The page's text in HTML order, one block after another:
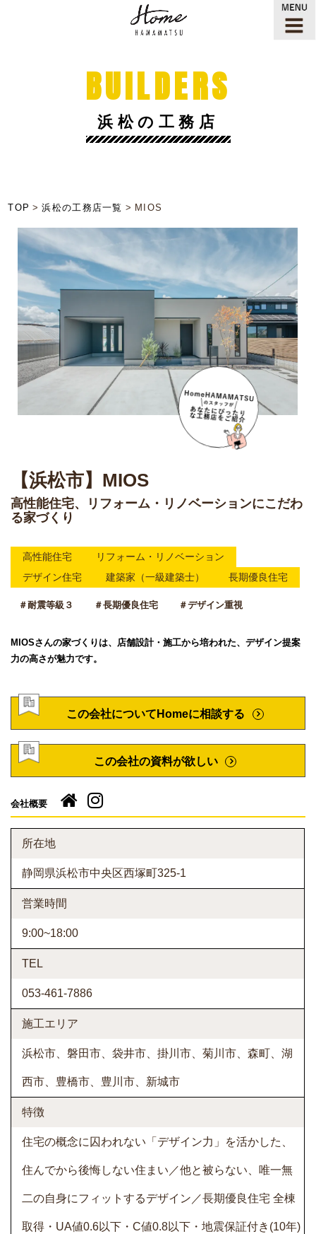
BUILDERS
浜松の工務店
TOP 浜松の工務店一覧 MIOS
【浜松市】MIOS
高性能住宅、リフォーム・リノベーションにこだわ
る家づくり
高性能住宅
リフォーム・リノベーション
デザイン住宅
建築家（一級建築士） 長期優良住宅
＃耐震等級３ ＃長期優良住宅 ＃デザイン重視
MIOSさんの家づくりは、店舗設計・施工から培われた、デザイン提案
力の高さが魅力です。
この会社についてHomeに相談する
この会社の資料が欲しい
会社概要
所在地
静岡県浜松市中央区西塚町325-1
営業時間
9:00~18:00
TEL
053-461-7886
施工エリア
浜松市、磐田市、袋井市、掛川市、菊川市、森町、湖
西市、豊橋市、豊川市、新城市
特徴
住宅の概念に囚われない「デザイン力」を活かした、
住んでから後悔しない住まい／他と被らない、唯一無
二の自身にフィットするデザイン／長期優良住宅 全棟
取得・UA値0.6以下・C値0.8以下・地震保証付き(10年)